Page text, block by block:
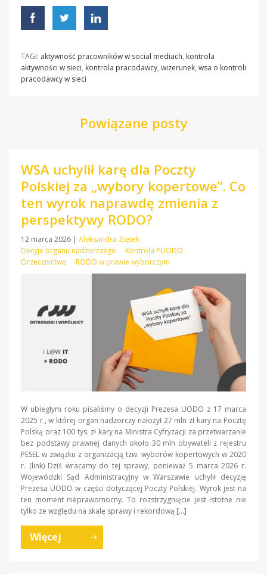
TAGI: aktywność pracowników w social mediach, kontrola
aktywności w sieci, kontrola pracodawcy, wizerunek, wsa o kontroli
pracodawcy w sieci
Powiązane posty
WSA uchylił karę dla Poczty
Polskiej za „wybory kopertowe”. Co
ten wyrok naprawdę zmienia z
perspektywy RODO?
12 marca 2026 | Aleksandra Ziętek
Decyje organu nadzorczego
Kontrola PUODO
Orzecznictwo
RODO w prawie wyborczym
W ubiegłym roku pisaliśmy o decyzji Prezesa UODO z 17 marca
2025 r., w której organ nadzorczy nałożył 27 mln zł kary na Pocztę
Polską oraz 100 tys. zł kary na Ministra Cyfryzacji za przetwarzanie
bez podstawy prawnej danych około 30 mln obywateli z rejestru
PESEL w związku z organizacją tzw. wyborów kopertowych w 2020
r. (link) Dziś wracamy do tej sprawy, ponieważ 5 marca 2026 r.
Wojewódzki Sąd Administracyjny w Warszawie uchylił decyzję
Prezesa UODO w części dotyczącej Poczty Polskiej. Wyrok jest na
ten moment nieprawomocny. To rozstrzygnięcie jest istotne nie
tylko ze względu na skalę sprawy i rekordową […]
Więcej